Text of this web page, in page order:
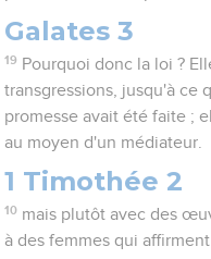
Galates 3
19 Pourquoi donc la loi ?
transgressions, jusqu'à ce
promesse avait été faite ;
au moyen d'un médiateur.
1 Timothée 2
10 mais plutôt avec des
à des femmes qui